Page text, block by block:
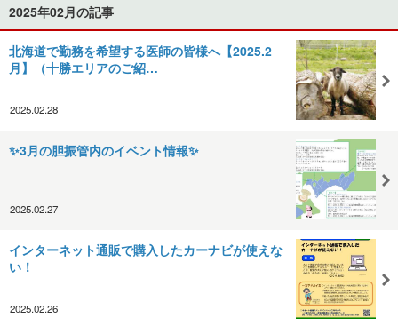
2025年02月の記事
北海道で勤務を希望する医師の皆様へ【2025.2
月】（十勝エリアのご紹…
2025.02.28
✨3月の胆振管内のイベント情報✨
2025.02.27
インターネット通販で購入したカーナビが使えな
い！
2025.02.26